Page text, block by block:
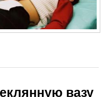
вазу